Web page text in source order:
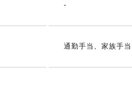
-
通勤手当、家族手